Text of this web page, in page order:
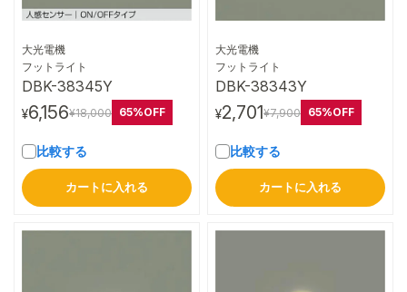
大光電機
フットライト
DBK-38345Y
¥6,156¥18,000 65%OFF
比較する
カートに入れる
大光電機
フットライト
DBK-38343Y
¥2,701 ¥7,900 65%OFF
比較する
カートに入れる